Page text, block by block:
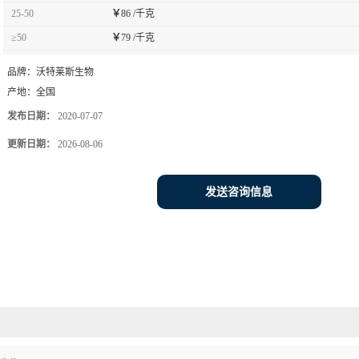
25-50 ￥86 /千克
≥50 ￥79 /千克
品牌： 沃特莱斯生物
产地： 全国
发布日期： 2020-07-07
更新日期： 2026-08-06
发送咨询信息